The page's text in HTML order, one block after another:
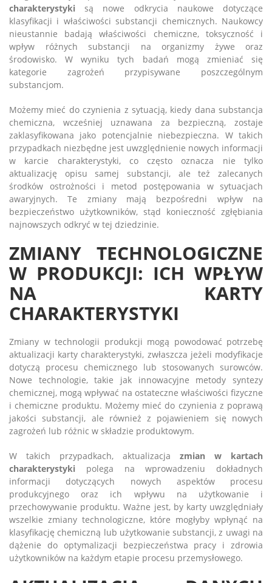
charakterystyki są nowe odkrycia naukowe dotyczące
klasyfikacji i właściwości substancji chemicznych. Naukowcy
nieustannie badają właściwości chemiczne, toksyczność i
wpływ różnych substancji na organizmy żywe oraz
środowisko. W wyniku tych badań mogą zmieniać się
kategorie zagrożeń przypisywane poszczególnym
substancjom.
Możemy mieć do czynienia z sytuacją, kiedy dana substancja
chemiczna, wcześniej uznawana za bezpieczną, zostaje
zaklasyfikowana jako potencjalnie niebezpieczna. W takich
przypadkach niezbędne jest uwzględnienie nowych informacji
w karcie charakterystyki, co często oznacza nie tylko
aktualizację opisu samej substancji, ale też zalecanych
środków ostrożności i metod postępowania w sytuacjach
awaryjnych. Te zmiany mają bezpośredni wpływ na
bezpieczeństwo użytkowników, stąd konieczność zgłębiania
najnowszych odkryć w tej dziedzinie.
ZMIANY TECHNOLOGICZNE
W PRODUKCJI: ICH WPŁYW
NA KARTY
CHARAKTERYSTYKI
Zmiany w technologii produkcji mogą powodować potrzebę
aktualizacji karty charakterystyki, zwłaszcza jeżeli modyfikacje
dotyczą procesu chemicznego lub stosowanych surowców.
Nowe technologie, takie jak innowacyjne metody syntezy
chemicznej, mogą wpływać na ostateczne właściwości fizyczne
i chemiczne produktu. Możemy mieć do czynienia z poprawą
jakości substancji, ale również z pojawieniem się nowych
zagrożeń lub różnic w składzie produktowym.
W takich przypadkach, aktualizacja zmian w kartach
charakterystyki polega na wprowadzeniu dokładnych
informacji dotyczących nowych aspektów procesu
produkcyjnego oraz ich wpływu na użytkowanie i
przechowywanie produktu. Ważne jest, by karty uwzględniały
wszelkie zmiany technologiczne, które mogłyby wpłynąć na
klasyfikację chemiczną lub użytkowanie substancji, z uwagi na
dążenie do optymalizacji bezpieczeństwa pracy i zdrowia
użytkowników na każdym etapie procesu przemysłowego.